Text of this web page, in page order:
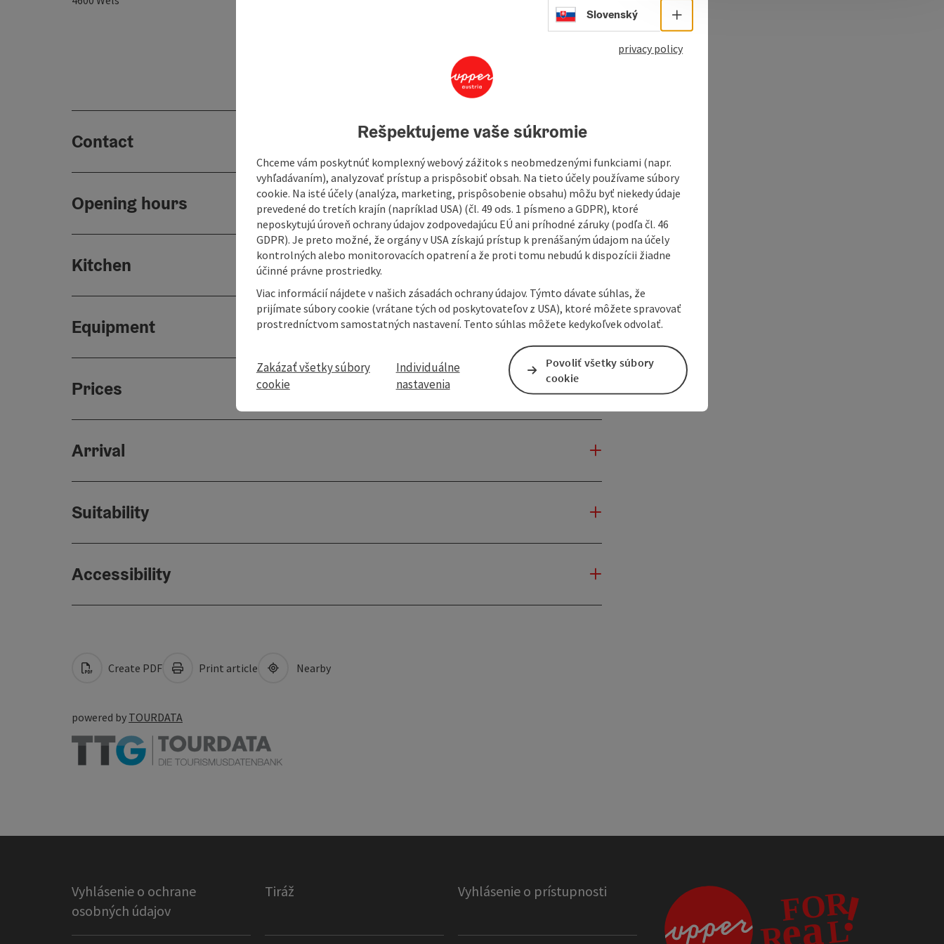
Contact
Opening hours
Kitchen
Equipment
Prices
Arrival
Suitability
Accessibility
Create PDF Print article Nearby
powered by TOURDATA
Vyhlásenie o ochrane
osobných údajov
Tiráž Vyhlásenie o prístupnosti
Select language - Open menu
Slovenský
privacy policy
Rešpektujeme vaše súkromie
Chceme vám poskytnúť komplexný webový zážitok s neobmedzenými funkciami (napr.
vyhľadávaním), analyzovať prístup a prispôsobiť obsah. Na tieto účely používame súbory
cookie. Na isté účely (analýza, marketing, prispôsobenie obsahu) môžu byť niekedy údaje
prevedené do tretích krajín (napríklad USA) (čl. 49 ods. 1 písmeno a GDPR), ktoré
neposkytujú úroveň ochrany údajov zodpovedajúcu EÚ ani príhodné záruky (podľa čl. 46
GDPR). Je preto možné, že orgány v USA získajú prístup k prenášaným údajom na účely
kontrolných alebo monitorovacích opatrení a že proti tomu nebudú k dispozícii žiadne
účinné právne prostriedky.
Viac informácií nájdete v našich zásadách ochrany údajov. Týmto dávate súhlas, že
prijímate súbory cookie (vrátane tých od poskytovateľov z USA), ktoré môžete spravovať
prostredníctvom samostatných nastavení. Tento súhlas môžete kedykoľvek odvolať.
Zakázať všetky súbory
cookie
Individuálne
nastavenia
Povoliť všetky súbory
cookie